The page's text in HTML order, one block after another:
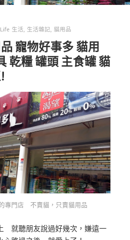
Life 生活 生活雜記 貓用品
寵物好事多 貓用
乾糧 罐頭 主食罐 貓
專門店 不賣貓，只賣貓用品
就聽朋友說過好幾次，嫌遠一